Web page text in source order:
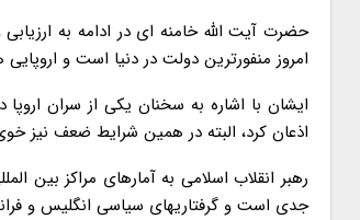
حضرت آیت الله خامنه ای در ادامه به
امروز منفورترین دولت در دنیا است و
ایشان با اشاره به سخنان یکی از سران
اذعان کرد، البته در همین شرایط ضعف نیز
رهبر انقلاب اسلامی به آمارهای مراکز
جدی است و گرفتاریهای سیاسی انگلیس و